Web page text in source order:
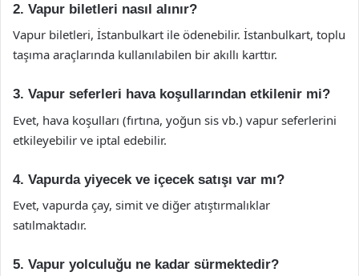
2. Vapur biletleri nasıl alınır?
Vapur biletleri, İstanbulkart ile ödenebilir. İstanbulkart, toplu
taşıma araçlarında kullanılabilen bir akıllı karttır.
3. Vapur seferleri hava koşullarından etkilenir mi?
Evet, hava koşulları (fırtına, yoğun sis vb.) vapur seferlerini
etkileyebilir ve iptal edebilir.
4. Vapurda yiyecek ve içecek satışı var mı?
Evet, vapurda çay, simit ve diğer atıştırmalıklar
satılmaktadır.
5. Vapur yolculuğu ne kadar sürmektedir?